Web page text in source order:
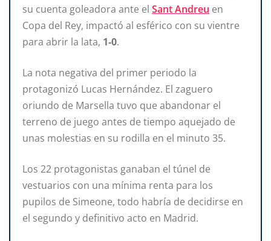
su cuenta goleadora ante el Sant Andreu en
Copa del Rey, impactó al esférico con su vientre
para abrir la lata, 1-0.
La nota negativa del primer periodo la
protagonizó Lucas Hernández. El zaguero
oriundo de Marsella tuvo que abandonar el
terreno de juego antes de tiempo aquejado de
unas molestias en su rodilla en el minuto 35.
Los 22 protagonistas ganaban el túnel de
vestuarios con una mínima renta para los
pupilos de Simeone, todo habría de decidirse en
el segundo y definitivo acto en Madrid.